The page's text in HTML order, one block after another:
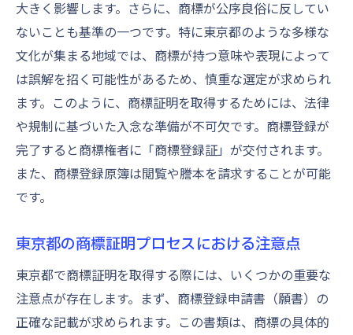
競争優位を確立するための商標利用
商標がビジネスに与える信頼性の向上
大きく影響します。さらに、商標が公序良俗に反してい
ないことも基準の一つです。特に東京都のような多様な
文化が集まる地域では、商標が持つ意味や表現によって
は誤解を招く可能性があるため、慎重な選定が求められ
ます。このように、商標証明を取得するためには、法律
や規制に基づいた入念な準備が不可欠です。商標登録が
完了すると商標権者に「商標登録証」が交付されます。
また、商標登録原簿は閲覧や謄本を請求することが可能
です。
東京都の商標証明プロセスにおける注意点
東京都で商標証明を取得する際には、いくつかの重要な
注意点が存在します。まず、商標登録申請書（願書）の
正確な記載が求められます。この書類は、商標の具体的